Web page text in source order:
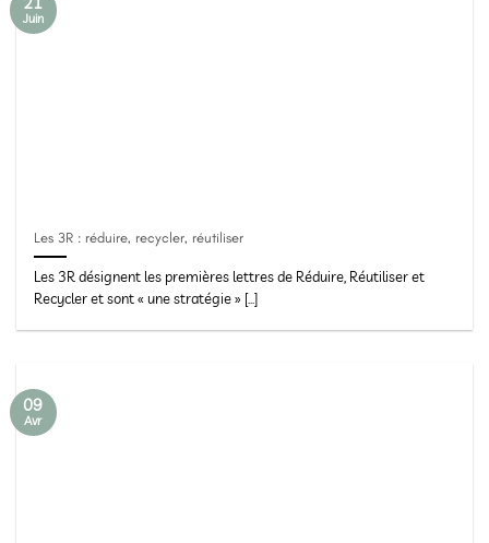
Les 3R : réduire, recycler, réutiliser
Les 3R désignent les premières lettres de Réduire, Réutiliser et
Recycler et sont « une stratégie » [...]
Juin
09
Avr